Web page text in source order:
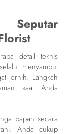
detail teknis
menyambut
jernih. Langkah
saat Anda
papan secara
Anda cukup